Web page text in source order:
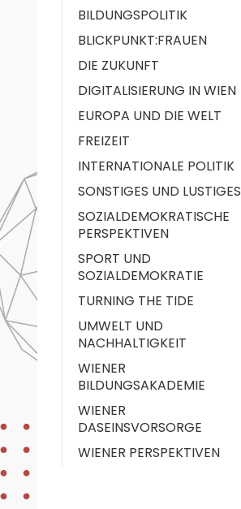
BILDUNGSPOLITIK
BLICKPUNKT:FRAUEN
DIE ZUKUNFT
DIGITALISIERUNG IN WIEN
EUROPA UND DIE WELT
FREIZEIT
INTERNATIONALE POLITIK
SONSTIGES UND LUSTIGES
SOZIALDEMOKRATISCHE
PERSPEKTIVEN
SPORT UND
SOZIALDEMOKRATIE
TURNING THE TIDE
UMWELT UND
NACHHALTIGKEIT
WIENER
BILDUNGSAKADEMIE
WIENER
DASEINSVORSORGE
WIENER PERSPEKTIVEN